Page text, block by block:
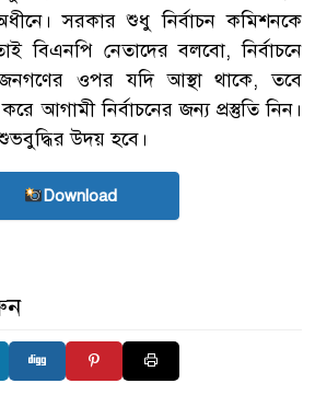
সরকার শুধু নির্বাচন কমিশনকে
বিএনপি নেতাদের বলবো, নির্বাচনে
ওপর যদি আস্থা থাকে, তবে
আগামী নির্বাচনের জন্য প্রস্তুতি নিন।
উদয় হবে।
Download